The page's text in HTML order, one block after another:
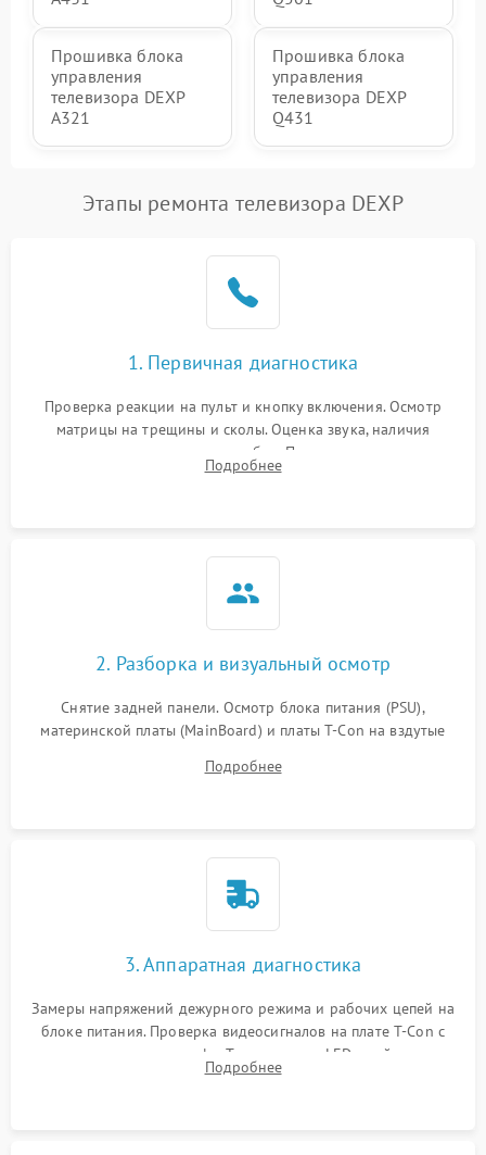
Прошивка блока
управления
телевизора DEXP
A321
Прошивка блока
управления
телевизора DEXP
Q431
Этапы ремонта телевизора DEXP
1. Первичная диагностика
Проверка реакции на пульт и кнопку включения. Осмотр
матрицы на трещины и сколы. Оценка звука, наличия
подсветки и индикаторов ошибок. Подключение тестовых
источников сигнала для выявления симптомов поломки.
Подробнее
2. Разборка и визуальный осмотр
Снятие задней панели. Осмотр блока питания (PSU),
материнской платы (MainBoard) и платы T-Con на вздутые
Проверка надежности фиксации и целостности шлейфов.
Подробнее
3. Аппаратная диагностика
Замеры напряжений дежурного режима и рабочих цепей на
блоке питания. Проверка видеосигналов на плате T-Con с
помощью осциллографа. Тестирование LED-драйвера и
светодиодных планок подсветки мультиметром.
Подробнее